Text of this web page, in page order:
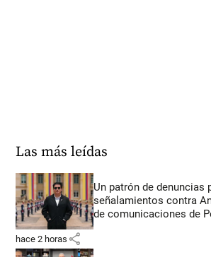
Las más leídas
Un patrón de denuncias
señalamientos contra
de comunicaciones de
hace 2 horas share